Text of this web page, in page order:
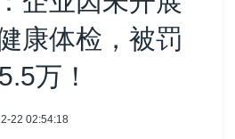
康体检，被罚
万！
22 02:54:18